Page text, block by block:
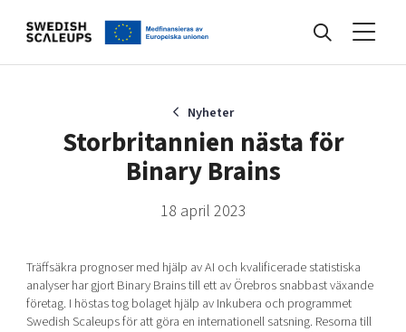
Programmet
Nyheter
Storbritannien nästa för
Binary Brains
18 april 2023
Träffsäkra prognoser med hjälp av AI och kvalificerade statistiska
analyser har gjort Binary Brains till ett av Örebros snabbast växande
företag. I höstas tog bolaget hjälp av Inkubera och programmet
Swedish Scaleups för att göra en internationell satsning. Resorna till